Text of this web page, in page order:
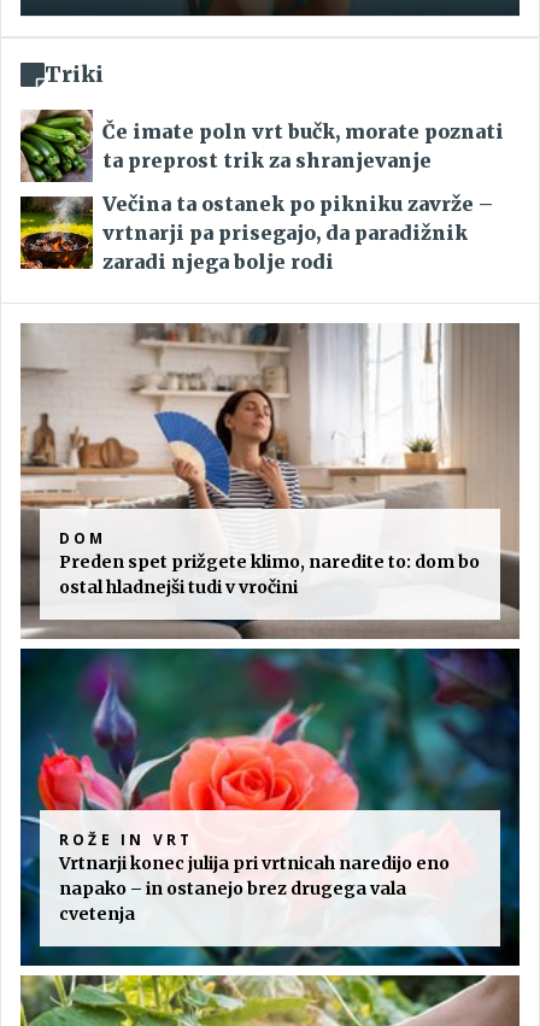
Triki
Če imate poln vrt bučk, morate poznati
ta preprost trik za shranjevanje
Večina ta ostanek po pikniku zavrže –
vrtnarji pa prisegajo, da paradižnik
zaradi njega bolje rodi
DOM
Preden spet prižgete klimo, naredite to: dom bo
ostal hladnejši tudi v vročini
ROŽE IN VRT
Vrtnarji konec julija pri vrtnicah naredijo eno
napako – in ostanejo brez drugega vala
cvetenja